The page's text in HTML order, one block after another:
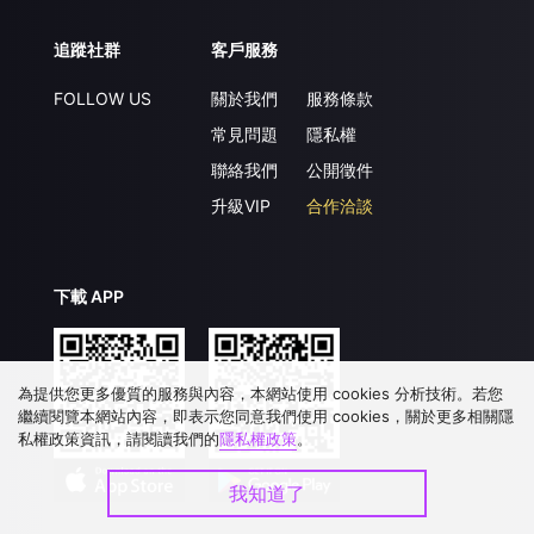
追蹤社群
FOLLOW US
客戶服務
關於我們
常見問題
聯絡我們
升級VIP
服務條款
隱私權
公開徵件
合作洽談
下載 APP
為提供您更多優質的服務與內容，本網站使用 cookies 分析技術。若您
繼續閱覽本網站內容，即表示您同意我們使用 cookies，關於更多相關隱
私權政策資訊，請閱讀我們的隱私權政策。
我知道了